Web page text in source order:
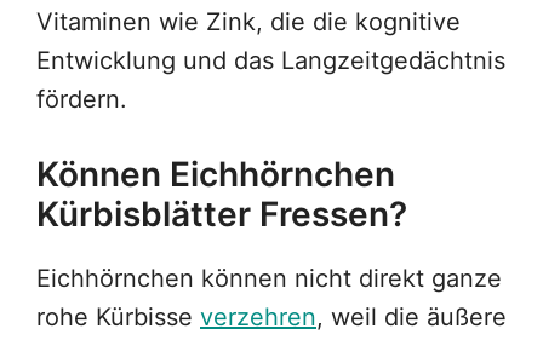
Vitaminen wie Zink, die die kognitive
Entwicklung und das Langzeitgedächtnis
fördern.
Können Eichhörnchen
Kürbisblätter Fressen?
Eichhörnchen können nicht direkt ganze
rohe Kürbisse verzehren, weil die äußere